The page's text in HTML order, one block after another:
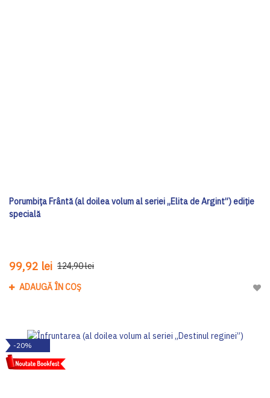
Porumbița Frântă (al doilea volum al seriei „Elita de Argint”) ediţie
specială
99,92 lei 124,90 lei
ADAUGĂ ÎN COȘ
-20%